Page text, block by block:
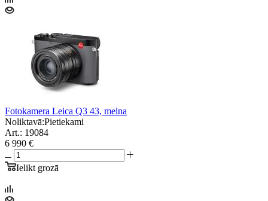
Fotokamera Leica Q3 43, melna
Noliktavā:Pietiekami
Art.: 19084
6 990 €
Ielikt grozā